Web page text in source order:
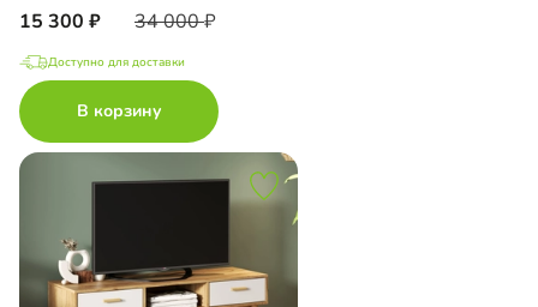
15 300 34 000
Доступно для доставки
В корзину